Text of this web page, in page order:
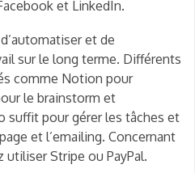
et LinkedIn.
et de
sur le long terme. Différents
comme Notion pour
le brainstorm et
suffit pour gérer les tâches et
et l’emailing. Concernant
Stripe ou PayPal.